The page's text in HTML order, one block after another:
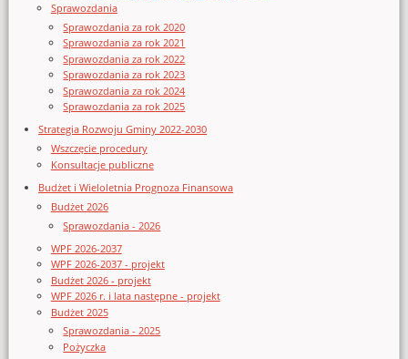
Sprawozdania
Sprawozdania za rok 2020
Sprawozdania za rok 2021
Sprawozdania za rok 2022
Sprawozdania za rok 2023
Sprawozdania za rok 2024
Sprawozdania za rok 2025
Strategia Rozwoju Gminy 2022-2030
Wszczęcie procedury
Konsultacje publiczne
Budżet i Wieloletnia Prognoza Finansowa
Budżet 2026
Sprawozdania - 2026
WPF 2026-2037
WPF 2026-2037 - projekt
Budżet 2026 - projekt
WPF 2026 r. i lata następne - projekt
Budżet 2025
Sprawozdania - 2025
Pożyczka